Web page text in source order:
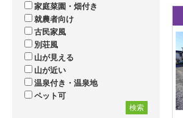
家庭菜園・畑付き
就農者向け
古民家風
別荘風
山が見える
山が近い
温泉付き・温泉地
ペット可
検索